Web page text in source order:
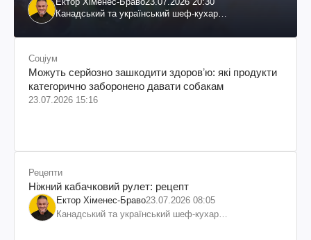
Канадський та український шеф-кухар
Соціум
Можуть серйозно зашкодити здоровʼю: які продукти
категорично заборонено давати собакам
23.07.2026 15:16
Рецепти
Ніжний кабачковий рулет: рецепт
Ектор Хіменес-Браво23.07.2026 08:05
Канадський та український шеф-кухар